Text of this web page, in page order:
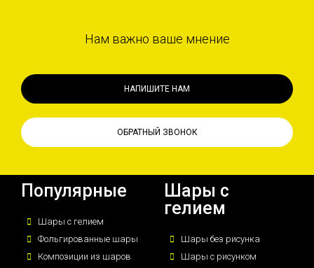
Нам важно ваше мнение
НАПИШИТЕ НАМ
ОБРАТНЫЙ ЗВОНОК
Популярные
Шары с гелием
Фольгированные шары
Композиции из шаров
Шары с
гелием
Шары без рисунка
Шары с рисунком